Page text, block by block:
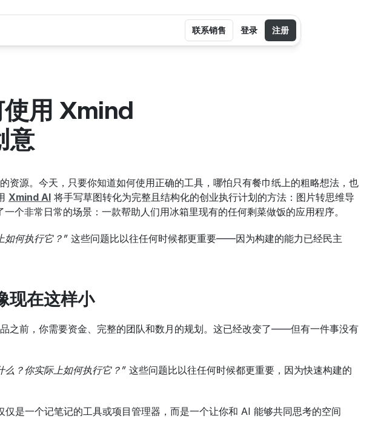
用 Xmind
意
资源。今天，只要你知道如何使用正确的工具，哪怕只有餐巾纸上的粗略想法，也
Xmind AI 将手写草图转化为完整且结构化的创业执行计划的方法：图片转思维导
个非常日常的场景：一款帮助人们用冰箱里现有的任何剩菜做饭的应用程序。
如何执行它？” 这些问题比以往任何时候都更重要——因为构建的能力已经民主
现在这样小
之前，你需要资金、完整的团队和数月的规划。这已经改变了——但有一件事没有
么？你实际上如何执行它？” 这些问题比以往任何时候都更重要，因为快速构建的
仅是一个记笔记的工具或项目管理器，而是一个让你和 AI 能够共同思考的空间
联系销售 登录 注册